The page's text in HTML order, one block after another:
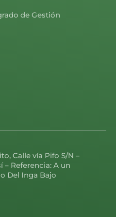
de Gestión
Calle vía Pifo S/N –
– Referencia: A un
Del Inga Bajo